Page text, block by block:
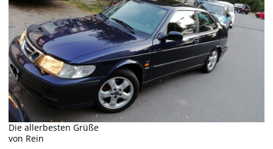
Die allerbesten Grüße
von Rein